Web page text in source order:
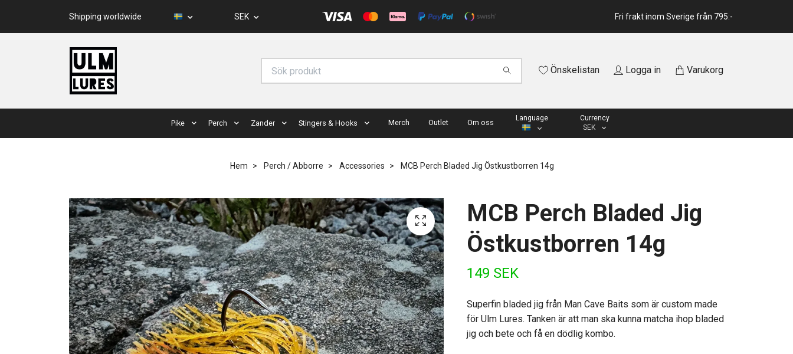
Shipping worldwide SEK Fri frakt inom Sverige från 795:-
Önskelistan Logga in Varukorg
Pike Perch Zander Stingers & Hooks Merch Outlet Om oss Language
Currency
SEK
Hem Perch / Abborre Accessories MCB Perch Bladed Jig Östkustborren 14g
MCB Perch Bladed Jig
Östkustborren 14g
149 SEK
Superfin bladed jig från Man Cave Baits som är custom made
för Ulm Lures. Tanken är att man ska kunna matcha ihop bladed
jig och bete och få en dödlig kombo.